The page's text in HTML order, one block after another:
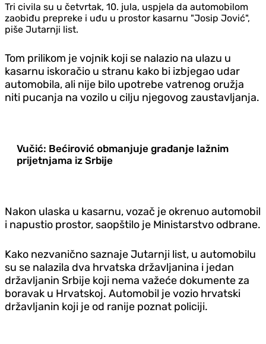
Tri civila su u četvrtak, 10. jula, uspjela da automobilom
zaobiđu prepreke i uđu u prostor kasarnu "Josip Jović",
piše Jutarnji list.
Tom prilikom je vojnik koji se nalazio na ulazu u
kasarnu iskoračio u stranu kako bi izbjegao udar
automobila, ali nije bilo upotrebe vatrenog oružja
niti pucanja na vozilo u cilju njegovog zaustavljanja.
Vučić: Bećirović obmanjuje građanje lažnim
prijetnjama iz Srbije
Nakon ulaska u kasarnu, vozač je okrenuo automobil
i napustio prostor, saopštilo je Ministarstvo odbrane.
Kako nezvanično saznaje Jutarnji list, u automobilu
su se nalazila dva hrvatska državljanina i jedan
državljanin Srbije koji nema važeće dokumente za
boravak u Hrvatskoj. Automobil je vozio hrvatski
državljanin koji je od ranije poznat policiji.